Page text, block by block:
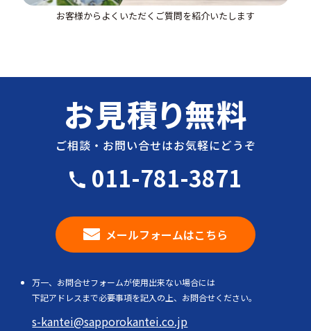
お客様からよくいただくご質問を紹介いたします
お見積り無料
ご相談・お問い合せはお気軽にどうぞ
011-781-3871
メールフォームはこちら
万一、お問合せフォームが使用出来ない場合には
下記アドレスまで必要事項を記入の上、お問合せください。
s-kantei@sapporokantei.co.jp